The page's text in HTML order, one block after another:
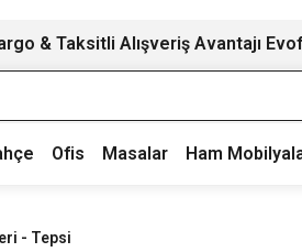
& Taksitli Alışveriş Avantajı
Ofis Masalar Ham
- Tepsi